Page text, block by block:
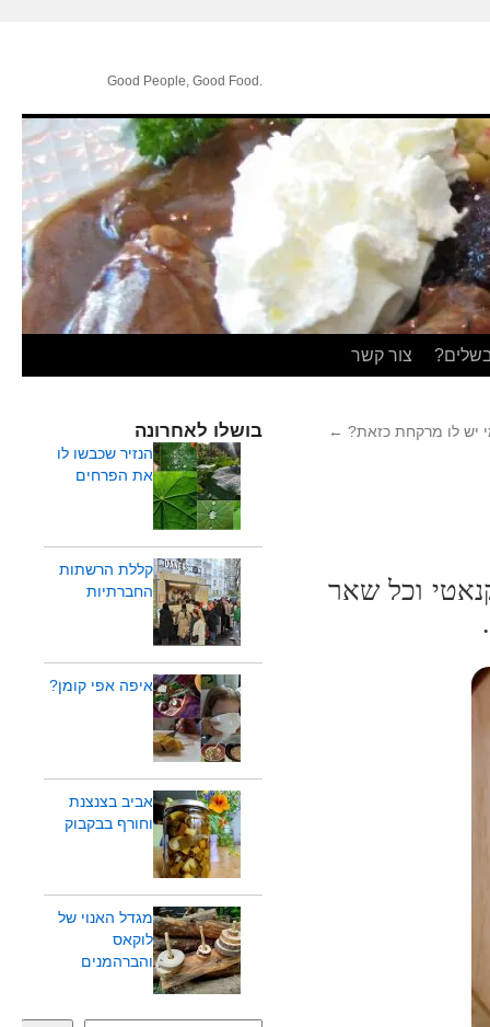
.Good People, Good Food
צור קשר
יש לו מרקחת כזאת? ←
וכל שאר
בושלו לאחרונה
הנזיר שכבשו לו
את הפרחים
קללת הרשתות
החברתיות
איפה אפי קומן?
אביב בצנצנת
וחורף בבקבוק
מגדל האנוי של
לוקאס
והברהמנים